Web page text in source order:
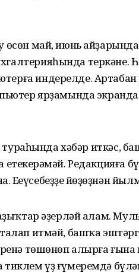
май, июнь айҙарында
теркәне.
индерелде. Артабан
ярҙамында
тураһында хәбәр иткәс,
Редакцияға
йөҙөҙнән
әҙерләй алам.
итмәй, башҡа
төшөнөп алырға ғына
үҙ ғүмеремдә